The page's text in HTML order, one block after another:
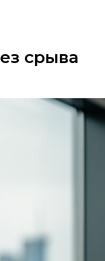
срыва